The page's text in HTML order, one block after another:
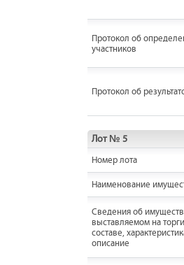
Протокол об
участников
Протокол об
Лот № 5
Номер лота
Наименование
Cведения об
выставляемом на
составе,
описание